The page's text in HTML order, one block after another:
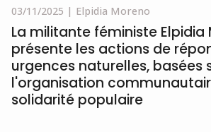
03/11/2025 | Elpidia Moreno
La militante féministe Elpidia
présente les actions de
urgences naturelles, basées
l'organisation
solidarité populaire